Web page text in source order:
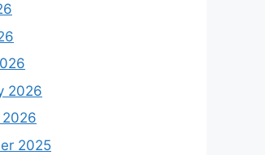
2026
2025